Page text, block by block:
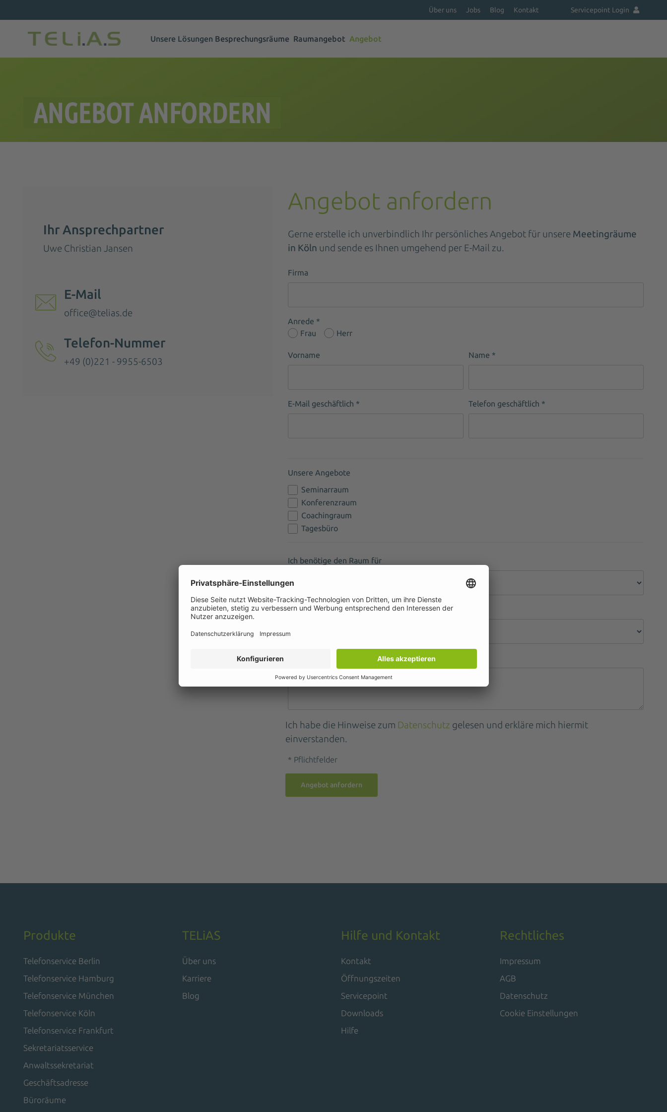
Über uns Jobs Blog Kontakt Servicepoint Login
Unsere Lösungen Besprechungsräume Raumangebot Angebot
ANGEBOT ANFORDERN
Ihr Ansprechpartner
Uwe Christian Jansen
E-Mail
office@telias.de
Telefon-Nummer
+49 (0)221 - 9955-6503
Angebot anfordern
Gerne erstelle ich unverbindlich Ihr persönliches Angebot für unsere Meetingräume
in Köln und sende es Ihnen umgehend per E-Mail zu.
Firma
Anrede *
Frau
Herr
Vorname Name *
E-Mail geschäftlich * Telefon geschäftlich *
Unsere Angebote
Seminarraum
Konferenzraum
Coachingraum
Tagesbüro
Ich benötige den Raum für
Anzahl Teilnehmer
Ich habe die Hinweise zum Datenschutz gelesen und erkläre mich hiermit
einverstanden.
* Pflichtfelder
Angebot anfordern
Produkte
Telefonservice Berlin
Telefonservice Hamburg
Telefonservice München
Telefonservice Köln
Telefonservice Frankfurt
Sekretariatsservice
Anwaltssekretariat
Geschäftsadresse
Büroräume
TELiAS
Über uns
Karriere
Blog
Hilfe und Kontakt
Kontakt
Öffnungszeiten
Servicepoint
Downloads
Hilfe
Rechtliches
Impressum
AGB
Datenschutz
Cookie Einstellungen